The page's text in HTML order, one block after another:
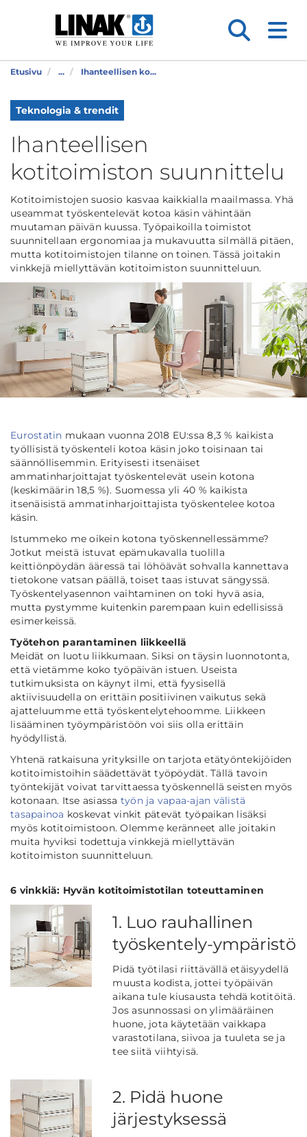
Etusivu ... Ihanteellisen ko...
Teknologia & trendit
Ihanteellisen
kotitoimiston suunnittelu
Kotitoimistojen suosio kasvaa kaikkialla maailmassa. Yhä
useammat työskentelevät kotoa käsin vähintään
muutaman päivän kuussa. Työpaikoilla toimistot
suunnitellaan ergonomiaa ja mukavuutta silmällä pitäen,
mutta kotitoimistojen tilanne on toinen. Tässä joitakin
vinkkejä miellyttävän kotitoimiston suunnitteluun.
Eurostatin mukaan vuonna 2018 EU:ssa 8,3 % kaikista
työllisistä työskenteli kotoa käsin joko toisinaan tai
säännöllisemmin. Erityisesti itsenäiset
ammatinharjoittajat työskentelevät usein kotona
(keskimäärin 18,5 %). Suomessa yli 40 % kaikista
itsenäisistä ammatinharjoittajista työskentelee kotoa
käsin.
Istummeko me oikein kotona työskennellessämme?
Jotkut meistä istuvat epämukavalla tuolilla
keittiönpöydän ääressä tai löhöävät sohvalla kannettava
tietokone vatsan päällä, toiset taas istuvat sängyssä.
Työskentelyasennon vaihtaminen on toki hyvä asia,
mutta pystymme kuitenkin parempaan kuin edellisissä
esimerkeissä.
Työtehon parantaminen liikkeellä
Meidät on luotu liikkumaan. Siksi on täysin luonnotonta,
että vietämme koko työpäivän istuen. Useista
tutkimuksista on käynyt ilmi, että fyysisellä
aktiivisuudella on erittäin positiivinen vaikutus sekä
ajatteluumme että työskentelytehoomme. Liikkeen
lisääminen työympäristöön voi siis olla erittäin
hyödyllistä.
Yhtenä ratkaisuna yrityksille on tarjota etätyöntekijöiden
kotitoimistoihin säädettävät työpöydät. Tällä tavoin
työntekijät voivat tarvittaessa työskennellä seisten myös
kotonaan. Itse asiassa työn ja vapaa-ajan välistä
tasapainoa koskevat vinkit pätevät työpaikan lisäksi
myös kotitoimistoon. Olemme keränneet alle joitakin
muita hyviksi todettuja vinkkejä miellyttävän
kotitoimiston suunnitteluun.
6 vinkkiä: Hyvän kotitoimistotilan toteuttaminen
1. Luo rauhallinen
työskentely-ympäristö
Pidä työtilasi riittävällä etäisyydellä
muusta kodista, jottei työpäivän
aikana tule kiusausta tehdä kotitöitä.
Jos asunnossasi on ylimääräinen
huone, jota käytetään vaikkapa
varastotilana, siivoa ja tuuleta se ja
tee siitä viihtyisä.
2. Pidä huone
järjestyksessä